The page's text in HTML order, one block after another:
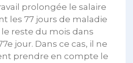
prolongée le salaire
les 77 jours de maladie
reste du mois dans
jour. Dans ce cas, il ne
prendre en compte le